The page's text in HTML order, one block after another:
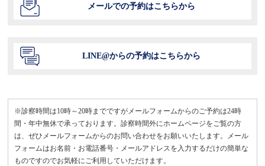
メールでの予約はこちらから
LINE@からの予約はこちらから
※診察時間は10時～20時までですがメールフォームからのご予約は24時
間・年中無休で承っております。診察時間外にホームページをご覧の方
は、ぜひメールフォームからのお問い合わせをお願いいたします。メール
フォームはお名前・お電話番号・メールアドレスを入力するだけの簡単な
ものですのでお気軽にご利用していただけます。